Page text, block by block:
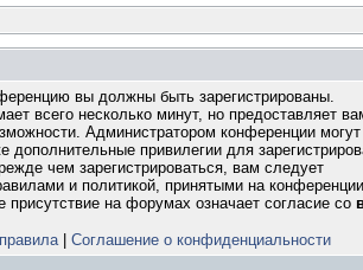
вы должны быть зарегистрированы.
всего несколько минут, но предоставляет
Администратором конференции
дополнительные привилегии для
чем зарегистрироваться, вам следует
и политикой, принятыми на
присутствие на форумах означает согласие со
| Соглашение о конфиденциальности